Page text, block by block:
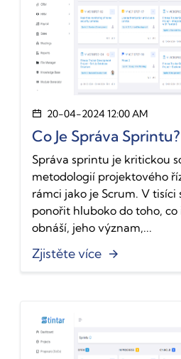
20-04-2024 12:00 AM
Co Je Správa Sprintu?
Správa sprintu je kritickou
metodologií projektového
rámci jako je Scrum. V tisíci
ponořit hluboko do toho,
obnáší, jeho význam,...
Zjistěte více